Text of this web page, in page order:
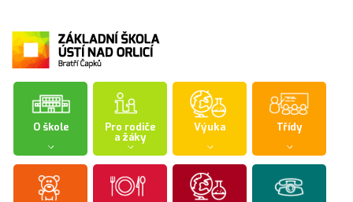
O škole Pro rodiče
a žáky
Výuka Třídy